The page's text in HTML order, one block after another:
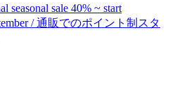
seasonal sale 40% ~ start
/ 通販でのポイント制スタ